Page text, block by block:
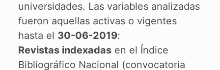
universidades. Las variables analizadas
fueron aquellas activas o vigentes
hasta el 30-06-2019:
Revistas indexadasen el Índice
Bibliográfico Nacional (convocatoria